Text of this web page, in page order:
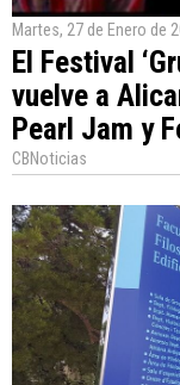
Martes, 27 de Enero de
El Festival
vuelve a
Pearl Jam y
CBNoticias